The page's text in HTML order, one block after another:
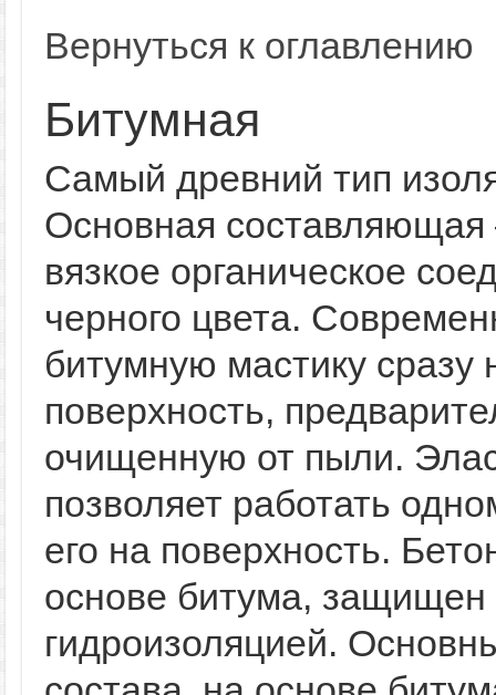
Вернуться к оглавлению
Битумная
Самый древний тип
Основная составляющая
вязкое органическое
черного цвета.
битумную мастику сразу
поверхность,
очищенную от пыли.
позволяет работать
его на поверхность.
основе битума, защищен
гидроизоляцией.